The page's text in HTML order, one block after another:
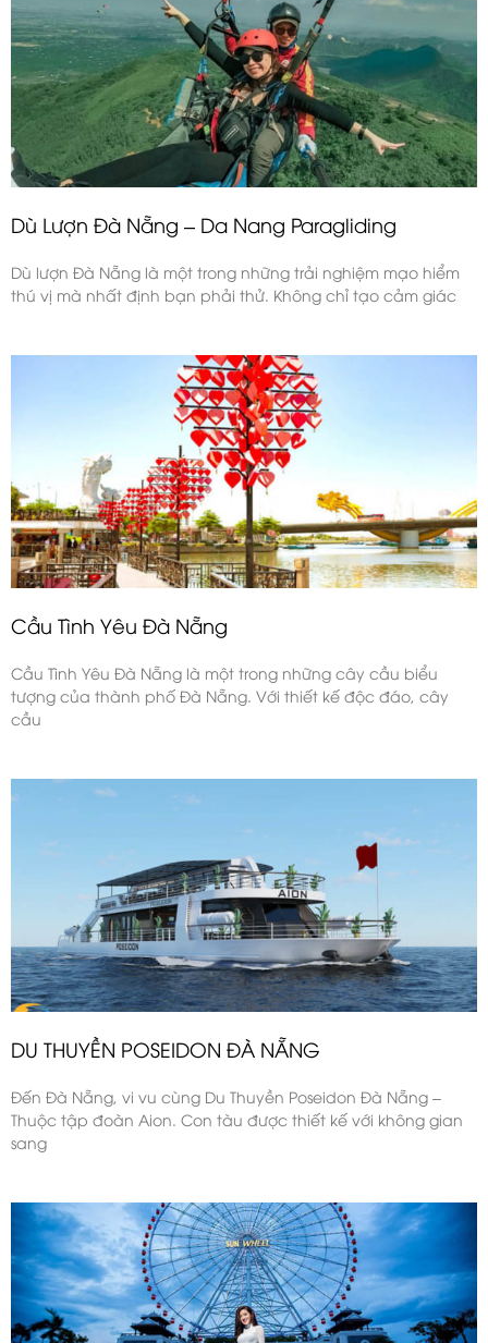
Dù Lượn Đà Nẵng – Da Nang Paragliding
Dù lượn Đà Nẵng là một trong những trải nghiệm mạo hiểm
thú vị mà nhất định bạn phải thử. Không chỉ tạo cảm giác
Cầu Tình Yêu Đà Nẵng
Cầu Tình Yêu Đà Nẵng là một trong những cây cầu biểu
tượng của thành phố Đà Nẵng. Với thiết kế độc đáo, cây
cầu
DU THUYỀN POSEIDON ĐÀ NẴNG
Đến Đà Nẵng, vi vu cùng Du Thuyền Poseidon Đà Nẵng –
Thuộc tập đoàn Aion. Con tàu được thiết kế với không gian
sang